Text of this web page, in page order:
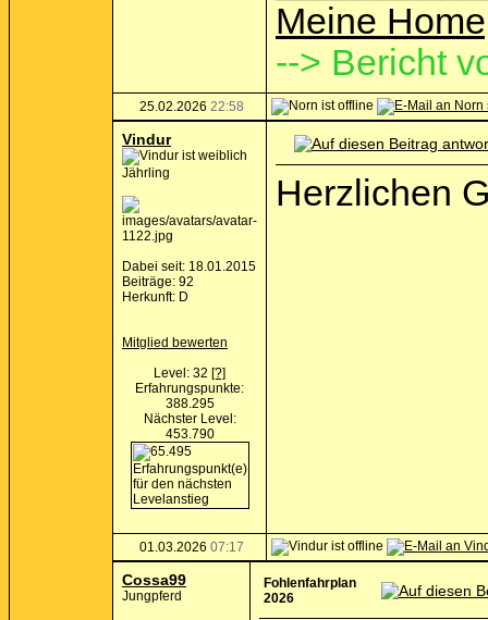
Meine
--> Bericht
25.02.2026 22:58
Vindur
Jährling
Dabei seit: 18.01.2015
Beiträge: 92
Herkunft: D
Mitglied bewerten
Level: 32 [?]
Erfahrungspunkte:
388.295
Nächster Level:
453.790
Herzlichen
01.03.2026 07:17
Cossa99
Jungpferd
Fohlenfahrplan
2026